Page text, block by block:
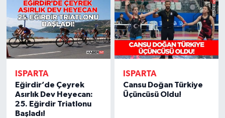
ISPARTA
Eğirdir’de Çeyrek
Asırlık Dev Heyecan:
25. Eğirdir Triatlonu
Başladı!
ISPARTA
Cansu Doğan Türkiye
Üçüncüsü Oldu!
POLİTİKA
RESMİ İLANLAR
SAĞLIK
Spor
Tarihi Yapılarımız